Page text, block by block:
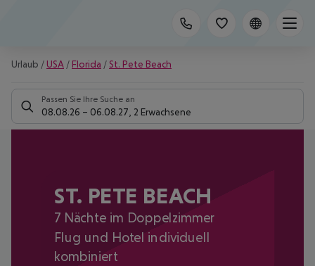
Urlaub /USA / Florida / St. Pete Beach
Passen Sie Ihre Suche an
08.08.26 – 06.08.27 2 Erwachsene
ST. PETE BEACH
7 Nächte im Doppelzimmer
Flug und Hotel individuell
kombiniert